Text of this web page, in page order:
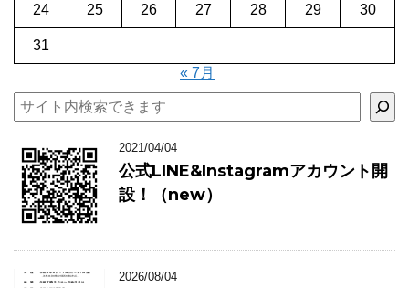
24 25 26 27 28 29 30
31
« 7月
検索
2021/04/04
公式LINE&Instagramアカウント開
設！（new）
2026/08/04